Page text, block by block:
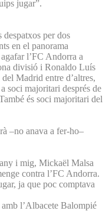
jugar”.
per dos
en el panorama
l’FC Andorra a
divisió i Ronaldo Luís
Madrid entre d’altres,
soci majoritari després de
és soci majoritari del
–no anava a fer-ho–
i mig, Mickaël Malsa
contra l’FC Andorra.
ja que poc comptava
l’Albacete Balompié